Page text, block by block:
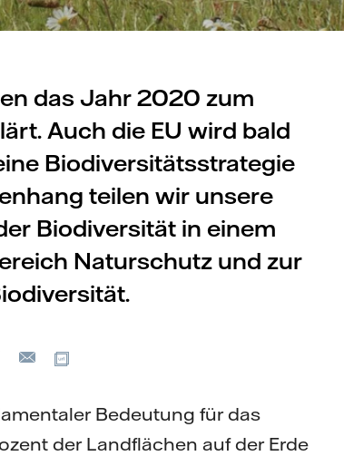
das Jahr 2020 zum
Auch die EU wird bald
Biodiversitätsstrategie
teilen wir unsere
Biodiversität in einem
Naturschutz und zur
Xing
E-
Bedeutung für das
der Landflächen auf der Erde